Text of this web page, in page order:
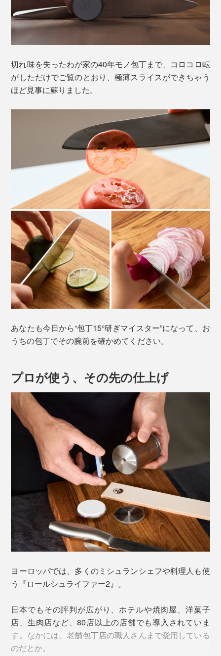
切れ味を失ったわが家の40年モノ包丁まで、コロコロ転
がしただけでご覧のとおり、極薄スライスができちゃう
ほど見事に蘇りました。
あなたも今日から“包丁15°研ぎマイスター”になって、お
うちの包丁でその腕前を確かめてください。
プロが使う、その先の仕上げ
ヨーロッパでは、多くのミシュランシェフや料理人も使
う『ロールシュライファー2』。
日本でもその評判が広がり、ホテルや焼肉屋、洋菓子
店、生肉店など、80店以上の店舗でも導入されていま
す。なかには、老舗包丁店の職人さんまで愛用している
のだとか。